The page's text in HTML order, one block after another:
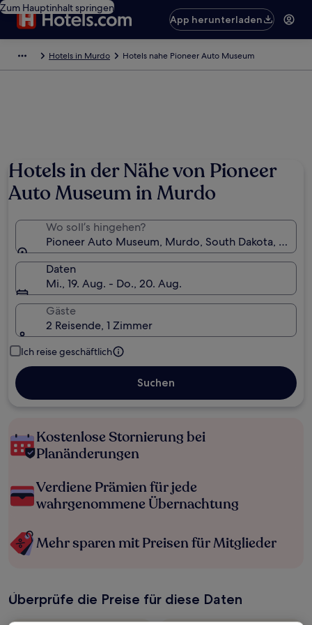
Zum Hauptinhalt springen
App herunterladen
Hotels in Murdo Hotels nahe Pioneer Auto Museum
Hotels in der Nähe von Pioneer
Auto Museum in Murdo
Wo soll’s hingehen?
Pioneer Auto Museum, Murdo, South Dakota, USA
Daten
Mi., 19. Aug. - Do., 20. Aug.
Gäste
2 Reisende, 1 Zimmer
Ich reise geschäftlich
Suchen
Kostenlose Stornierung bei
Planänderungen
Verdiene Prämien für jede
wahrgenommene Übernachtung
Mehr sparen mit Preisen für Mitglieder
Überprüfe die Preise für diese Daten